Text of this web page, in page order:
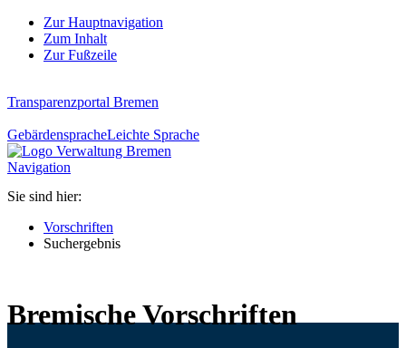
Zur Hauptnavigation
Zum Inhalt
Zur Fußzeile
Transparenzportal Bremen
GebärdenspracheLeichte Sprache
Navigation
Sie sind hier:
Vorschriften
Suchergebnis
Bremische Vorschriften